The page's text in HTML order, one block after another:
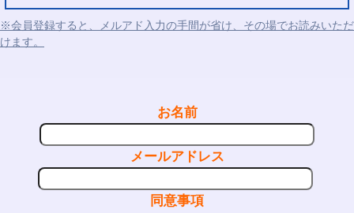
※会員登録すると、メルアド入力の手間が省け、その場でお読みいただ
けます。
お名前
メールアドレス
同意事項